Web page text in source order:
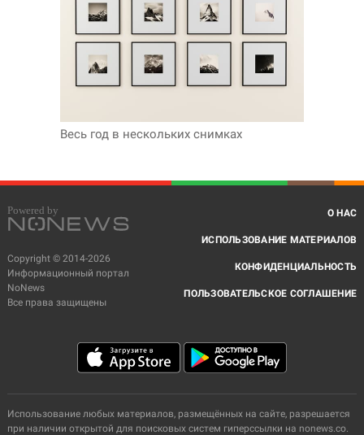
Весь год в нескольких снимках
Copyright © 2014-2026
Информационный портал
NoNews
Все права защищены
О НАС
ИСПОЛЬЗОВАНИЕ МАТЕРИАЛОВ
КОНФИДЕНЦИАЛЬНОСТЬ
ПОЛЬЗОВАТЕЛЬСКОЕ СОГЛАШЕНИЕ
Использование любых материалов, размещённых на сайте, разрешается
при наличии открытой для поисковых систем гиперссылки на nonews.co.